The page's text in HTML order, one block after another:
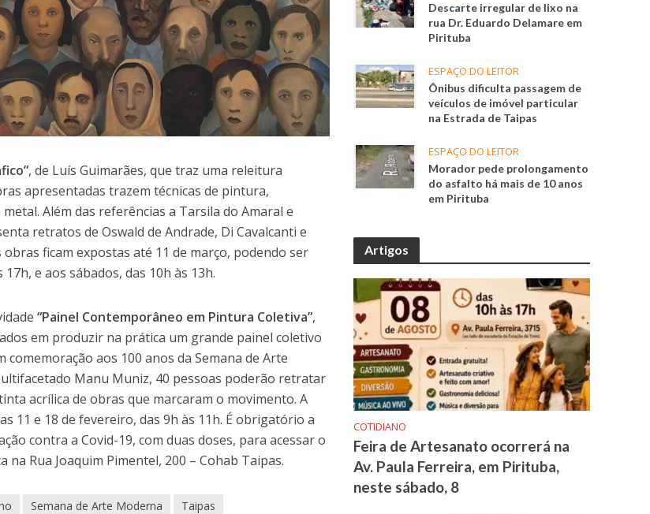
, de Luís Guimarães, que traz uma releitura
apresentadas trazem técnicas de pintura,
Além das referências a Tarsila do Amaral e
retratos de Oswald de Andrade, Di Cavalcanti e
ficam expostas até 11 de março, podendo ser
e aos sábados, das 10h às 13h.
“Painel Contemporâneo em Pintura Coletiva”,
em produzir na prática um grande painel coletivo
aos 100 anos da Semana de Arte
Manu Muniz, 40 pessoas poderão retratar
acrílica de obras que marcaram o movimento. A
11 e 18 de fevereiro, das 9h às 11h. É obrigatório a
contra a Covid-19, com duas doses, para acessar o
na Rua Joaquim Pimentel, 200 – Cohab Taipas.
Semana de Arte Moderna Taipas
Descarte irregular de lixo na
rua Dr. Eduardo Delamare em
Pirituba
ESPAÇO DO LEITOR
Ônibus dificulta passagem de
veículos de imóvel particular
na Estrada de Taipas
ESPAÇO DO LEITOR
Morador pede prolongamento
do asfalto há mais de 10 anos
em Pirituba
Artigos
COTIDIANO
Feira de Artesanato ocorrerá na
Av. Paula Ferreira, em Pirituba,
neste sábado, 8